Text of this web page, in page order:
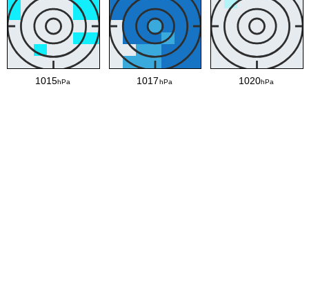
1015hPa 1017hPa 1020hPa